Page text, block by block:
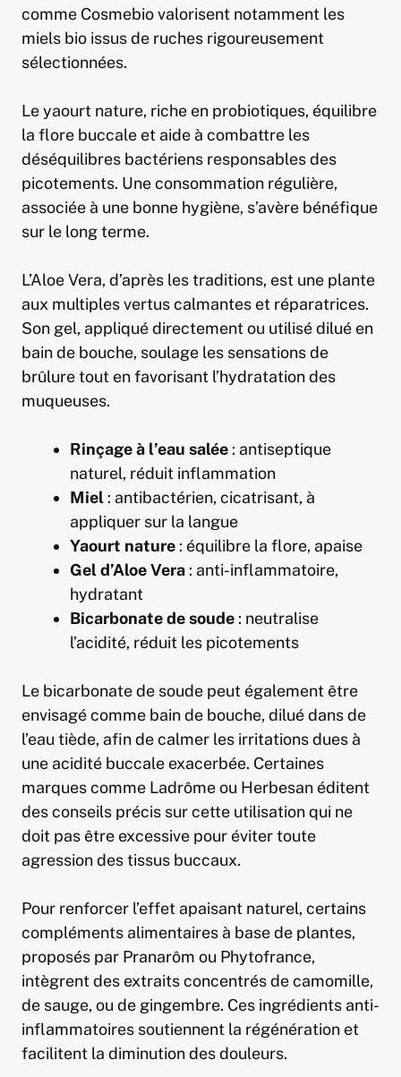
comme Cosmebio valorisent notamment les
miels bio issus de ruches rigoureusement
sélectionnées.
Le yaourt nature, riche en probiotiques, équilibre
la flore buccale et aide à combattre les
déséquilibres bactériens responsables des
picotements. Une consommation régulière,
associée à une bonne hygiène, s’avère bénéfique
sur le long terme.
L’Aloe Vera, d’après les traditions, est une plante
aux multiples vertus calmantes et réparatrices.
Son gel, appliqué directement ou utilisé dilué en
bain de bouche, soulage les sensations de
brûlure tout en favorisant l’hydratation des
muqueuses.
Rinçage à l’eau salée : antiseptique
naturel, réduit inflammation
Miel : antibactérien, cicatrisant, à
appliquer sur la langue
Yaourt nature : équilibre la flore, apaise
Gel d’Aloe Vera : anti-inflammatoire,
hydratant
Bicarbonate de soude : neutralise
l’acidité, réduit les picotements
Le bicarbonate de soude peut également être
envisagé comme bain de bouche, dilué dans de
l’eau tiède, afin de calmer les irritations dues à
une acidité buccale exacerbée. Certaines
marques comme Ladrôme ou Herbesan éditent
des conseils précis sur cette utilisation qui ne
doit pas être excessive pour éviter toute
agression des tissus buccaux.
Pour renforcer l’effet apaisant naturel, certains
compléments alimentaires à base de plantes,
proposés par Pranarôm ou Phytofrance,
intègrent des extraits concentrés de camomille,
de sauge, ou de gingembre. Ces ingrédients anti-
inflammatoires soutiennent la régénération et
facilitent la diminution des douleurs.